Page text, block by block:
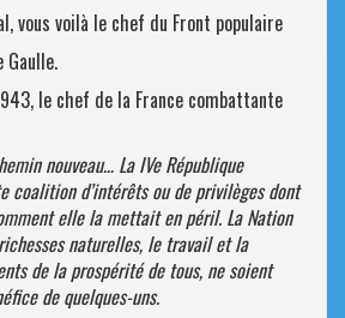
vous voilà le chef du Front populaire
le chef de la France combattante
nouveau… La IVe République
coalition d’intérêts ou de privilèges dont
elle la mettait en péril. La Nation
naturelles, le travail et la
de la prospérité de tous, ne soient
de quelques-uns.